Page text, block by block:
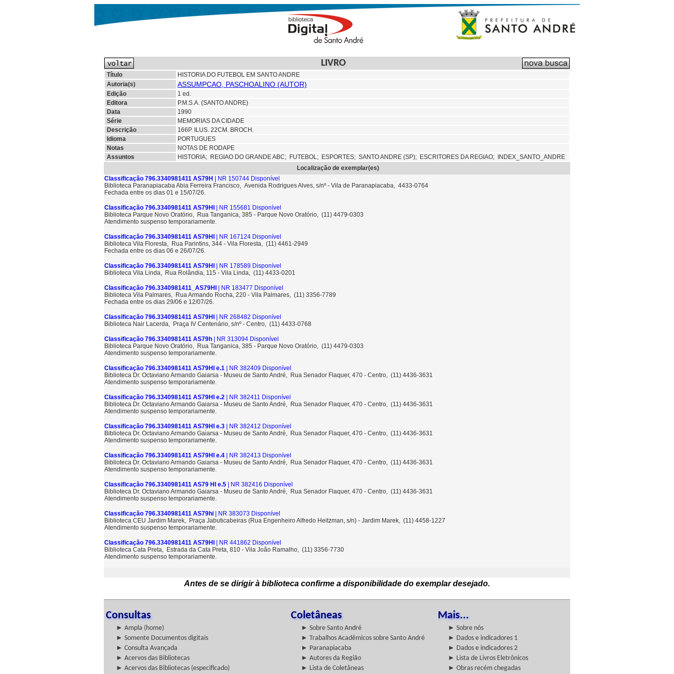
LIVRO
Título
HISTORIA DO FUTEBOL EM SANTO ANDRE
Autoria(s)
ASSUMPCAO, PASCHOALINO (AUTOR)
Edição
1 ed.
Editora
P.M.S.A. (SANTO ANDRE)
Data
1990
Série
MEMORIAS DA CIDADE
Descrição
166P. ILUS. 22CM. BROCH.
Idioma
PORTUGUES
Notas
NOTAS DE RODAPE
Assuntos
HISTORIA; REGIAO DO GRANDE ABC; FUTEBOL; ESPORTES; SANTO ANDRE (SP); ESCRITORES DA REGIAO; INDEX_SANTO_ANDRE
Localização de exemplar(es)
Classificação 796.3340981411 AS79H
| NR 150744 Disponível
Biblioteca Paranapiacaba Abia Ferreira Francisco, Avenida Rodrigues Alves, s/nº - Vila de Paranapiacaba, 4433-0764
Fechada entre os dias 01 e 15/07/26.
Classificação 796.3340981411 AS79HI
| NR 155681 Disponível
Biblioteca Parque Novo Oratório, Rua Tanganica, 385 - Parque Novo Oratório, (11) 4479-0303
Atendimento suspenso temporariamente.
Classificação 796.3340981411 AS79HI
| NR 167124 Disponível
Biblioteca Vila Floresta, Rua Parintins, 344 - Vila Floresta, (11) 4461-2949
Fechada entre os dias 06 e 26/07/26.
Classificação 796.3340981411 AS79HI
| NR 178589 Disponível
Biblioteca Vila Linda, Rua Rolândia, 115 - Vila Linda, (11) 4433-0201
Classificação 796.3340981411_AS79HI
| NR 183477 Disponível
Biblioteca Vila Palmares, Rua Armando Rocha, 220 - Vila Palmares, (11) 3356-7789
Fechada entre os dias 29/06 e 12/07/26.
Classificação 796.3340981411 AS79HI
| NR 268482 Disponível
Biblioteca Nair Lacerda, Praça IV Centenário, s/nº - Centro, (11) 4433-0768
Classificação 796.3340981411 AS79h | NR 313094 Disponível
Biblioteca Parque Novo Oratório, Rua Tanganica, 385 - Parque Novo Oratório, (11) 4479-0303
Atendimento suspenso temporariamente.
Classificação 796.3340981411 AS79HI e.1 | NR 382409 Disponível
Biblioteca Dr. Octaviano Armando Gaiarsa - Museu de Santo André, Rua Senador Flaquer, 470 - Centro, (11) 4436-3631
Atendimento suspenso temporariamente.
Classificação 796.3340981411 AS79HI e.2 | NR 382411 Disponível
Biblioteca Dr. Octaviano Armando Gaiarsa - Museu de Santo André, Rua Senador Flaquer, 470 - Centro, (11) 4436-3631
Atendimento suspenso temporariamente.
Classificação 796.3340981411 AS79HI e.3 | NR 382412 Disponível
Biblioteca Dr. Octaviano Armando Gaiarsa - Museu de Santo André, Rua Senador Flaquer, 470 - Centro, (11) 4436-3631
Atendimento suspenso temporariamente.
Classificação 796.3340981411 AS79HI e.4 | NR 382413 Disponível
Biblioteca Dr. Octaviano Armando Gaiarsa - Museu de Santo André, Rua Senador Flaquer, 470 - Centro, (11) 4436-3631
Atendimento suspenso temporariamente.
Classificação 796.3340981411 AS79 HI e.5 | NR 382416 Disponível
Biblioteca Dr. Octaviano Armando Gaiarsa - Museu de Santo André, Rua Senador Flaquer, 470 - Centro, (11) 4436-3631
Atendimento suspenso temporariamente.
Classificação 796.3340981411 AS79hi | NR 383073 Disponível
Biblioteca CEU Jardim Marek, Praça Jabuticabeiras (Rua Engenheiro Alfredo Heitzman, s/n) - Jardim Marek, (11) 4458-1227
Atendimento suspenso temporariamente.
Classificação 796.3340981411 AS79HI
| NR 441862 Disponível
Biblioteca Cata Preta, Estrada da Cata Preta, 810 - Vila João Ramalho, (11) 3356-7730
Atendimento suspenso temporariamente.
Antes de se dirigir à biblioteca confirme a disponibilidade do exemplar desejado.
Consultas Coletâneas Mais...
► Ampla (home) ► Sobre Santo André
► Sobre nós
► Somente Documentos digitais
► Trabalhos Acadêmicos sobre Santo André
► Dados e indicadores 1
► Consulta Avançada
► Paranapiacaba
► Dados e indicadores 2
► Acervos das Bibliotecas
► Autores da Região
► Lista de Livros Eletrônicos
► Acervos das Bibliotecas (especificado)
► Lista de Coletâneas ► Obras recém chegadas